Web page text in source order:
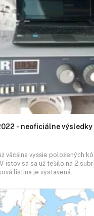
- neoficiálne výsledky
väčšina vyššie položených
istov sa sa už tešilo na
listina je vystavená…